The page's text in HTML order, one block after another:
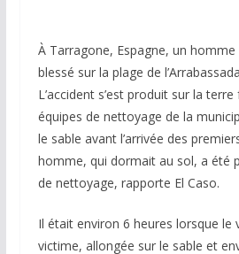
À Tarragone, Espagne, un
blessé sur la plage de
L’accident s’est produit sur la
équipes de nettoyage de la
le sable avant l’arrivée des
homme, qui dormait au sol, a été
de nettoyage, rapporte El Caso.
Il était environ 6 heures lorsque le
victime, allongée sur le sable et